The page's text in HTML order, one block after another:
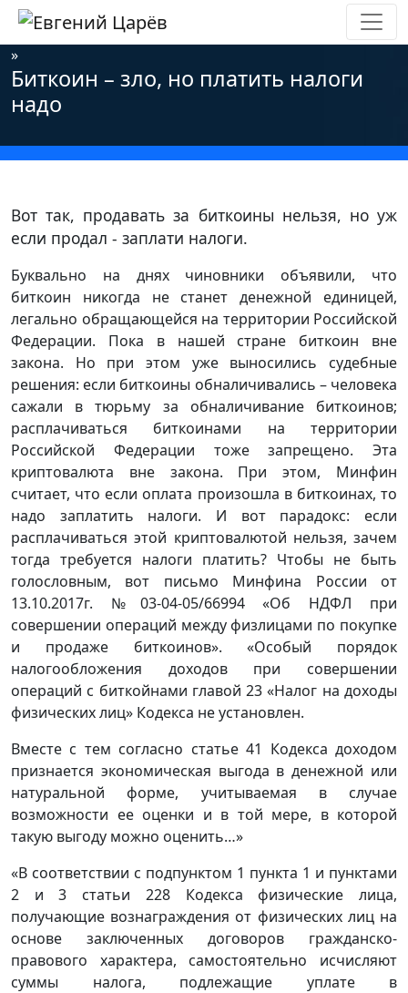
Главная»Новости»Информационная безопасность
»
Биткоин – зло, но платить налоги
надо
Вот так, продавать за биткоины нельзя, но уж
если продал - заплати налоги.
Буквально на днях чиновники объявили, что
биткоин никогда не станет денежной единицей,
легально обращающейся на территории Российской
Федерации. Пока в нашей стране биткоин вне
закона. Но при этом уже выносились судебные
решения: если биткоины обналичивались – человека
сажали в тюрьму за обналичивание биткоинов;
расплачиваться биткоинами на территории
Российской Федерации тоже запрещено. Эта
криптовалюта вне закона. При этом, Минфин
считает, что если оплата произошла в биткоинах, то
надо заплатить налоги. И вот парадокс: если
расплачиваться этой криптовалютой нельзя, зачем
тогда требуется налоги платить? Чтобы не быть
голословным, вот письмо Минфина России от
13.10.2017г. №03-04-05/66994 «Об НДФЛ при
совершении операций между физлицами по покупке
и продаже биткоинов». «Особый порядок
налогообложения доходов при совершении
операций с биткойнами главой 23 «Налог на доходы
физических лиц» Кодекса не установлен.
Вместе с тем согласно статье 41 Кодекса доходом
признается экономическая выгода в денежной или
натуральной форме, учитываемая в случае
возможности ее оценки и в той мере, в которой
такую выгоду можно оценить…»
«В соответствии с подпунктом 1 пункта 1 и пунктами
2 и 3 статьи 228 Кодекса физические лица,
получающие вознаграждения от физических лиц на
основе заключенных договоров гражданско-
правового характера, самостоятельно исчисляют
суммы налога, подлежащие уплате в